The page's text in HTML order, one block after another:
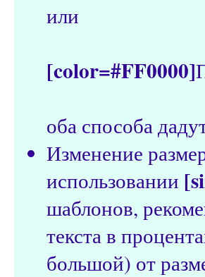
или
[color=#FF0000]
оба способа
Изменение
использовании
шаблонов,
текста в
большой) от